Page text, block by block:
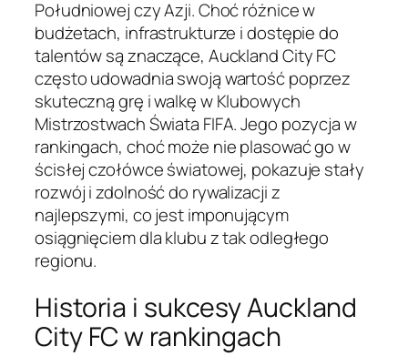
Południowej czy Azji. Choć różnice w
budżetach, infrastrukturze i dostępie do
talentów są znaczące, Auckland City FC
często udowadnia swoją wartość poprzez
skuteczną grę i walkę w Klubowych
Mistrzostwach Świata FIFA. Jego pozycja w
rankingach, choć może nie plasować go w
ścisłej czołówce światowej, pokazuje stały
rozwój i zdolność do rywalizacji z
najlepszymi, co jest imponującym
osiągnięciem dla klubu z tak odległego
regionu.
Historia i sukcesy Auckland
City FC w rankingach